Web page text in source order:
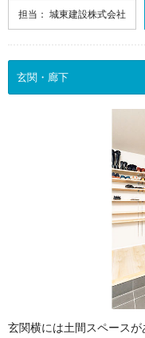
担当： 城東建設株式会社
玄関横には土間スペース